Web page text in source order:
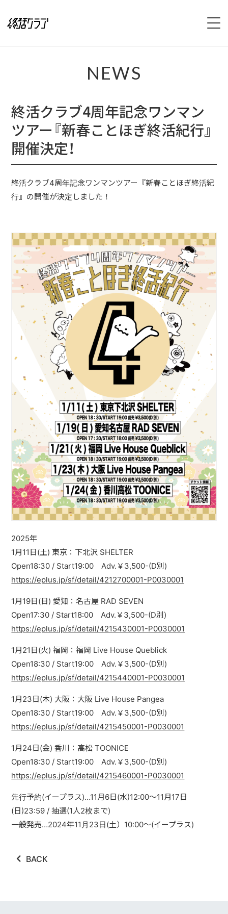
INTERVIEW
1stFullAlbum『終活のススメ』特設サイト
NEWS
ABOUT
VIDEO
DISCOGRAPHY
GOODS
GOODS
終活商店(通販)
ガチャガチャ
CONTACT
REQUEST
公式ファンクラブ
配信リンク
NEWS
終活クラブ4周年記念ワンマン
ツアー『新春ことほぎ終活紀行』
開催決定！
終活クラブ4周年記念ワンマンツアー『新春ことほぎ終活紀
行』の開催が決定しました！
2025年
1月11日(土) 東京：下北沢 SHELTER
Open18:30 / Start19:00 Adv.￥3,500-(D別)
https://eplus.jp/sf/detail/4212700001-P0030001
1月19日(日) 愛知：名古屋 RAD SEVEN
Open17:30 / Start18:00 Adv.￥3,500-(D別)
https://eplus.jp/sf/detail/4215430001-P0030001
1月21日(火) 福岡：福岡 Live House Queblick
Open18:30 / Start19:00 Adv.￥3,500-(D別)
https://eplus.jp/sf/detail/4215440001-P0030001
1月23日(木) 大阪：大阪 Live House Pangea
Open18:30 / Start19:00 Adv.￥3,500-(D別)
https://eplus.jp/sf/detail/4215450001-P0030001
1月24日(金) 香川：高松 TOONICE
Open18:30 / Start19:00 Adv.￥3,500-(D別)
https://eplus.jp/sf/detail/4215460001-P0030001
先行予約(イープラス)…11月6日(水)12:00～11月17日
(日)23:59 / 抽選(1人2枚まで)
一般発売…2024年11月23日(土）10:00～(イープラス)
BACK